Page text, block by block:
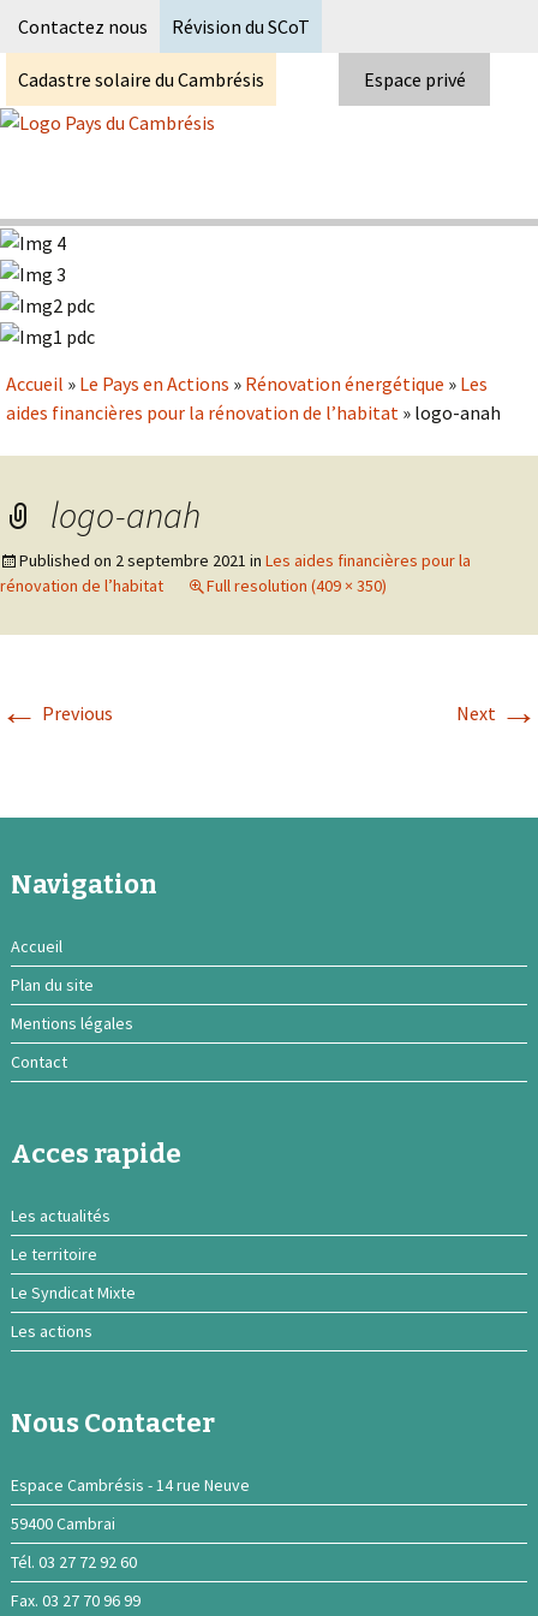
Contactez nous Révision du SCoT
Cadastre solaire du Cambrésis Espace privé
Pays du Cambrésis
Syndicat Mixte du PETR du pays du
cambrésis
Accueil » Le Pays en Actions » Rénovation énergétique » Les
aides financières pour la rénovation de l’habitat » logo-anah
logo-anah
Published on 2 septembre 2021 in Les aides financières pour la
rénovation de l’habitat
Full resolution (409 × 350)
← Previous Next →
Navigation
Accueil
Plan du site
Mentions légales
Contact
Acces rapide
Les actualités
Le territoire
Le Syndicat Mixte
Les actions
Nous Contacter
Espace Cambrésis - 14 rue Neuve
59400 Cambrai
Tél. 03 27 72 92 60
Fax. 03 27 70 96 99